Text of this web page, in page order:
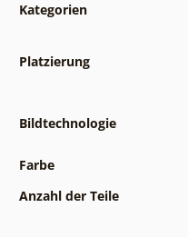
Kategorien
Platzierung
Bildtechnologie
Farbe
Anzahl der Teile